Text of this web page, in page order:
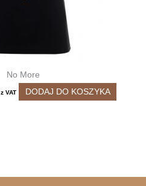
No More
z VAT DODAJ DO KOSZYKA